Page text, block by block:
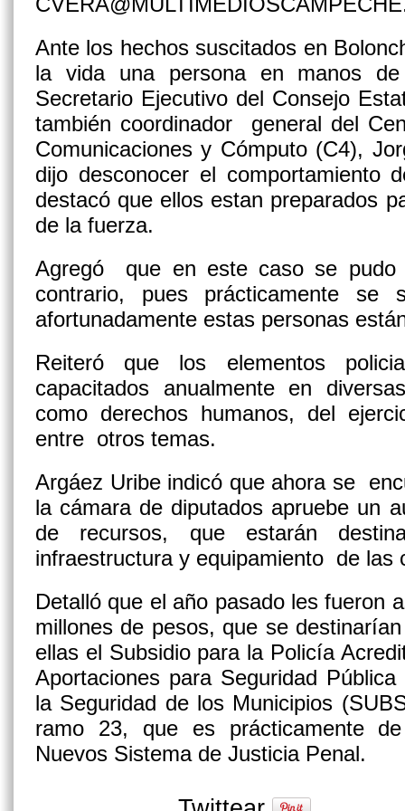
Ante los hechos suscitados en
la vida una persona en manos de
Secretario Ejecutivo del Consejo
también coordinador general del
Comunicaciones y Cómputo (C4),
dijo desconocer el comportamiento
destacó que ellos estan preparados
de la fuerza.
Agregó que en este caso se pudo
contrario, pues prácticamente se
afortunadamente estas personas
Reiteró que los elementos
capacitados anualmente en
como derechos humanos, del
entre otros temas.
Argáez Uribe indicó que ahora se
la cámara de diputados apruebe un
de recursos, que estarán
infraestructura y equipamiento de las
Detalló que el año pasado les fueron
millones de pesos, que se
ellas el Subsidio para la Policía
Aportaciones para Seguridad
la Seguridad de los Municipios
ramo 23, que es prácticamente
Nuevos Sistema de Justicia Penal.